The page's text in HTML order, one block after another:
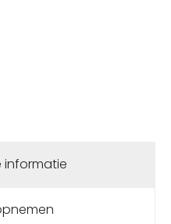
informatie